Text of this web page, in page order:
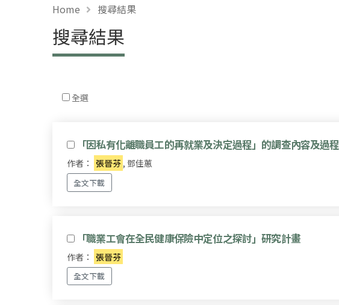
Home 搜尋結果
搜尋結果
全選
「因私有化離職員工的再就業及決定過程」的調查內容及過程
作者： 張晉芬 , 鄧佳蕙
全文下載
「職業工會在全民健康保險中定位之探討」研究計畫
作者： 張晉芬
全文下載